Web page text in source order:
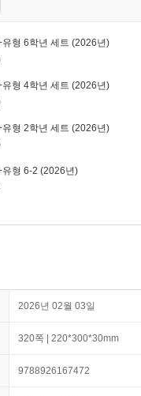
형 6학년 세트 (2026년)
형 4학년 세트 (2026년)
형 2학년 세트 (2026년)
유형 6-2 (2026년)
2026년 02월 03일
320쪽 | 220*300*30mm
9788926167472